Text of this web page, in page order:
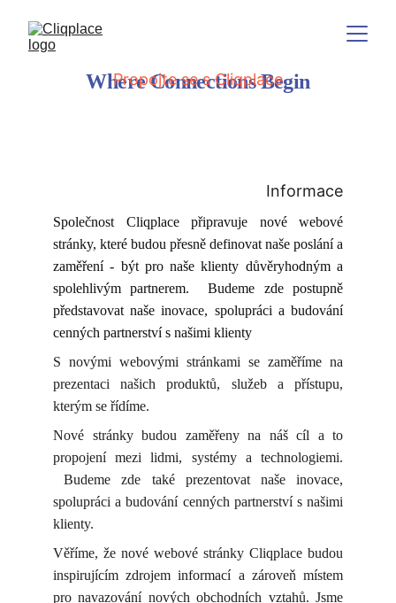
Where Connections Begin
Propojte se s Cliqplace
Informace
Společnost Cliqplace připravuje nové webové
stránky, které budou přesně definovat naše poslání a
zaměření - být pro naše klienty důvěryhodným a
spolehlivým partnerem. Budeme zde postupně
představovat naše inovace, spolupráci a budování
cenných partnerství s našimi klienty
S novými webovými stránkami se zaměříme na
prezentaci našich produktů, služeb a přístupu,
kterým se řídíme.
Nové stránky budou zaměřeny na náš cíl a to
propojení mezi lidmi, systémy a technologiemi.
Budeme zde také prezentovat naše inovace,
spolupráci a budování cenných partnerství s našimi
klienty.
Věříme, že nové webové stránky Cliqplace budou
inspirujícím zdrojem informací a zároveň místem
pro navazování nových obchodních vztahů. Jsme